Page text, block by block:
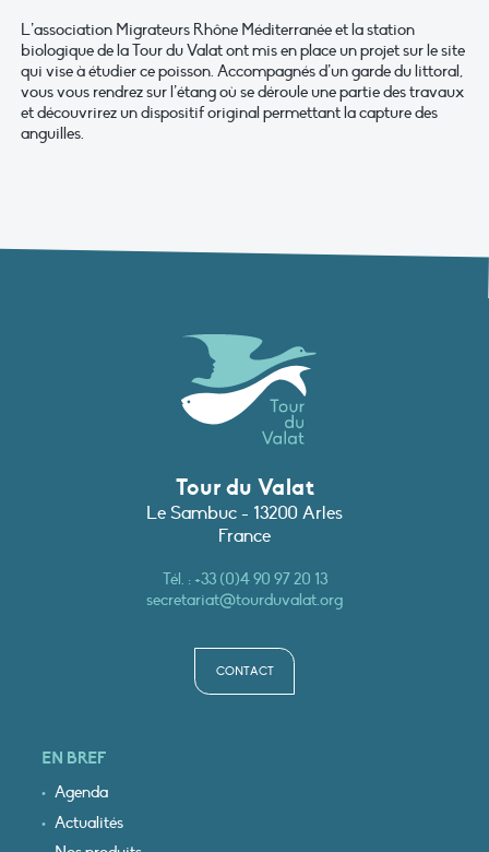
L’association Migrateurs Rhône Méditerranée et la station
biologique de la Tour du Valat ont mis en place un projet sur le site
qui vise à étudier ce poisson. Accompagnés d’un garde du littoral,
vous vous rendrez sur l’étang où se déroule une partie des travaux
et découvrirez un dispositif original permettant la capture des
anguilles.
Tour du Valat
Le Sambuc - 13200 Arles
France
Tél. : +33 (0)4 90 97 20 13
secretariat@tourduvalat.org
CONTACT
EN BREF
Agenda
Actualités